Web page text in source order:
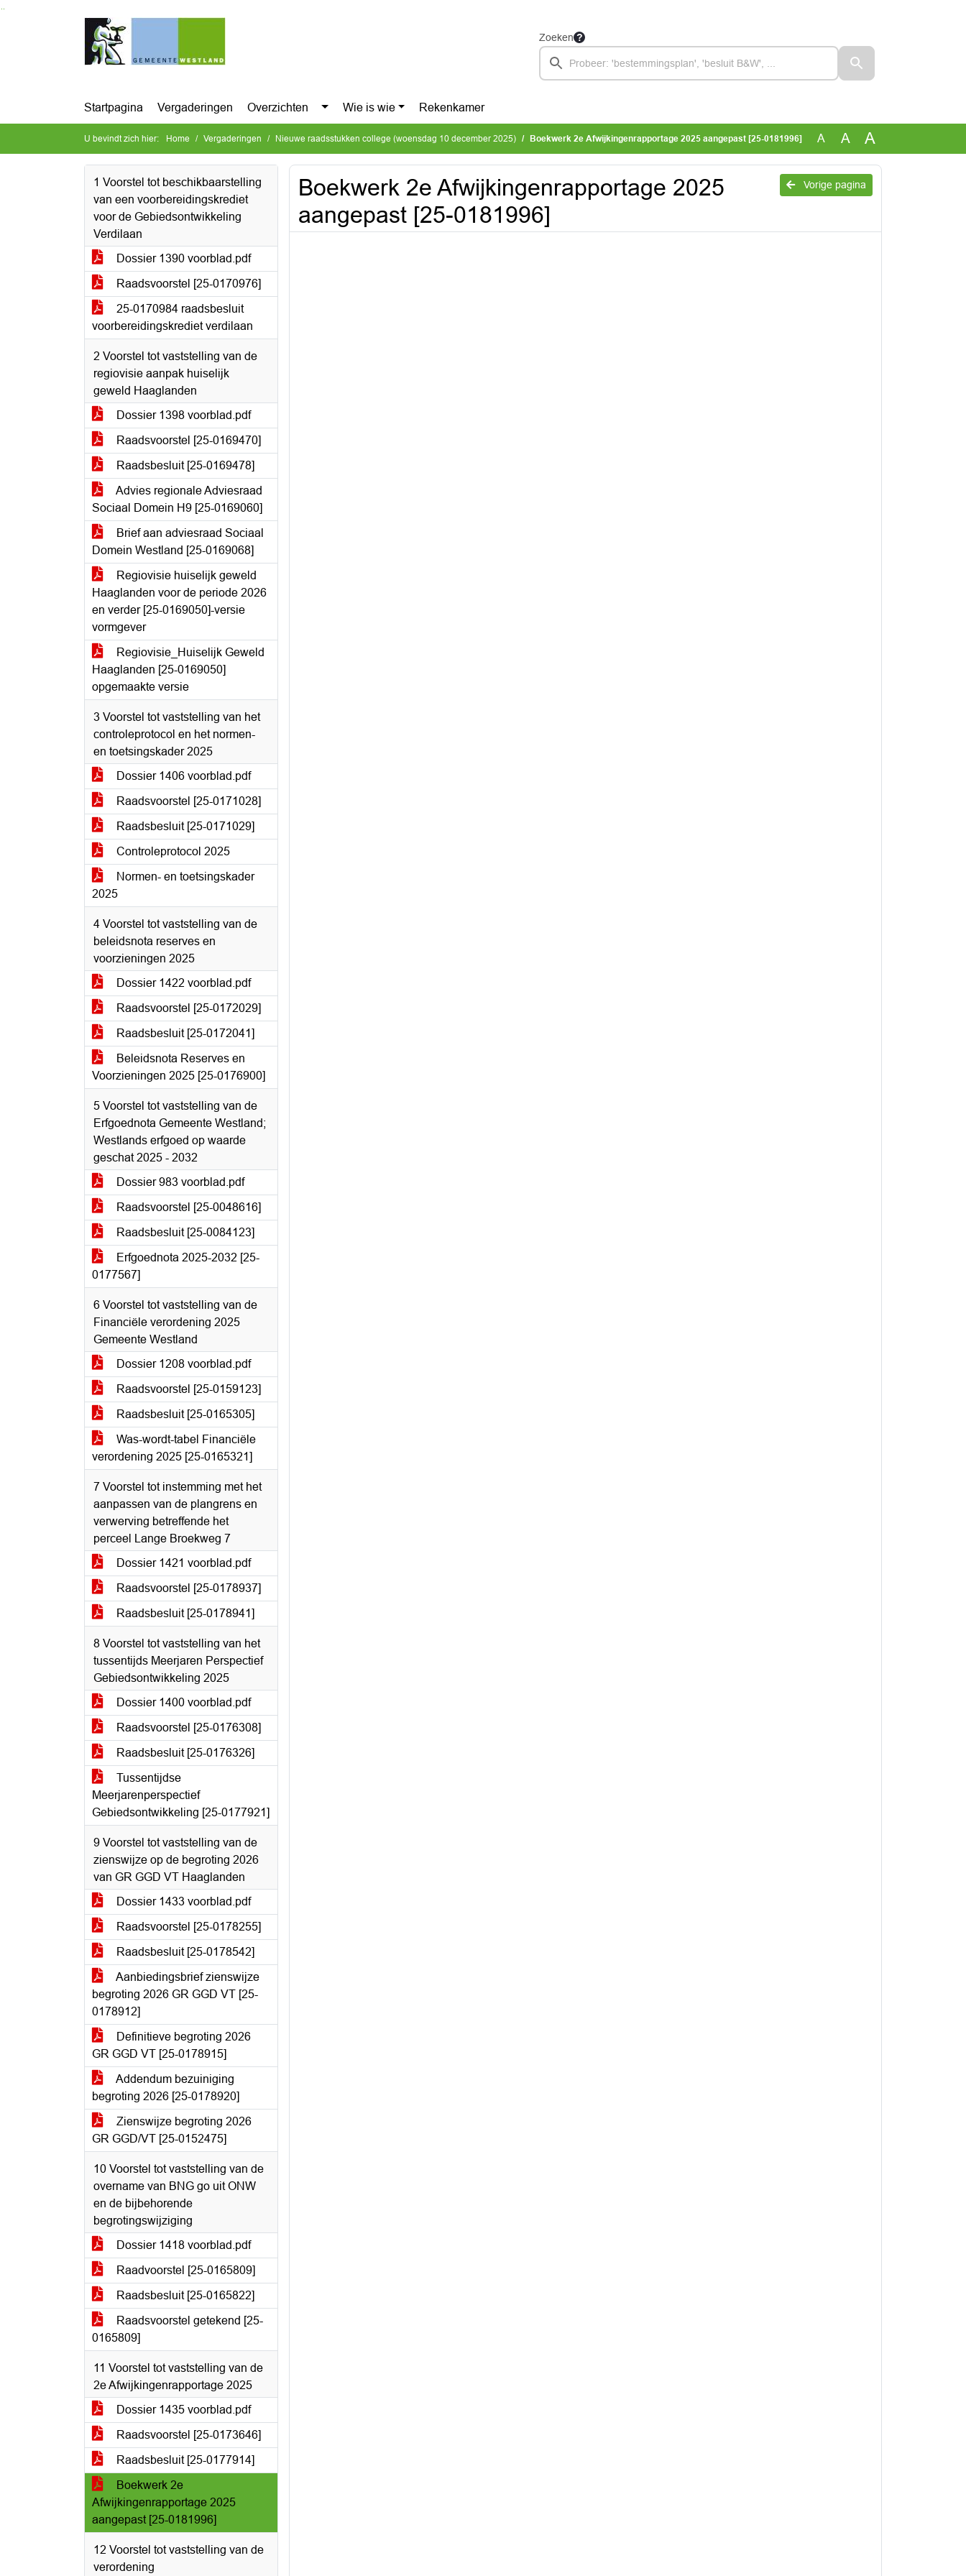
Ga naar de inhoud van deze pagina
Ga naar het zoeken
Ga naar het menu
Zoeken
Startpagina Vergaderingen Overzichten Wie is wie Rekenkamer
U bevindt zich hier: Home Vergaderingen Nieuwe raadsstukken college (woensdag 10 december 2025) Boekwerk 2e Afwijkingenrapportage 2025 aangepast [25-0181996] A A A
1 Voorstel tot beschikbaarstelling
van een voorbereidingskrediet
voor de Gebiedsontwikkeling
Verdilaan
Dossier 1390 voorblad.pdf
Raadsvoorstel [25-0170976]
25-0170984 raadsbesluit
voorbereidingskrediet verdilaan
2 Voorstel tot vaststelling van de
regiovisie aanpak huiselijk
geweld Haaglanden
Dossier 1398 voorblad.pdf
Raadsvoorstel [25-0169470]
Raadsbesluit [25-0169478]
Advies regionale Adviesraad
Sociaal Domein H9 [25-0169060]
Brief aan adviesraad Sociaal
Domein Westland [25-0169068]
Regiovisie huiselijk geweld
Haaglanden voor de periode 2026
en verder [25-0169050]-versie
vormgever
Regiovisie_Huiselijk Geweld
Haaglanden [25-0169050]
opgemaakte versie
3 Voorstel tot vaststelling van het
controleprotocol en het normen-
en toetsingskader 2025
Dossier 1406 voorblad.pdf
Raadsvoorstel [25-0171028]
Raadsbesluit [25-0171029]
Controleprotocol 2025
Normen- en toetsingskader
2025
4 Voorstel tot vaststelling van de
beleidsnota reserves en
voorzieningen 2025
Dossier 1422 voorblad.pdf
Raadsvoorstel [25-0172029]
Raadsbesluit [25-0172041]
Beleidsnota Reserves en
Voorzieningen 2025 [25-0176900]
5 Voorstel tot vaststelling van de
Erfgoednota Gemeente Westland;
Westlands erfgoed op waarde
geschat 2025 - 2032
Dossier 983 voorblad.pdf
Raadsvoorstel [25-0048616]
Raadsbesluit [25-0084123]
Erfgoednota 2025-2032 [25-
0177567]
6 Voorstel tot vaststelling van de
Financiële verordening 2025
Gemeente Westland
Dossier 1208 voorblad.pdf
Raadsvoorstel [25-0159123]
Raadsbesluit [25-0165305]
Was-wordt-tabel Financiële
verordening 2025 [25-0165321]
7 Voorstel tot instemming met het
aanpassen van de plangrens en
verwerving betreffende het
perceel Lange Broekweg 7
Dossier 1421 voorblad.pdf
Raadsvoorstel [25-0178937]
Raadsbesluit [25-0178941]
8 Voorstel tot vaststelling van het
tussentijds Meerjaren Perspectief
Gebiedsontwikkeling 2025
Dossier 1400 voorblad.pdf
Raadsvoorstel [25-0176308]
Raadsbesluit [25-0176326]
Tussentijdse
Meerjarenperspectief
Gebiedsontwikkeling [25-0177921]
9 Voorstel tot vaststelling van de
zienswijze op de begroting 2026
van GR GGD VT Haaglanden
Dossier 1433 voorblad.pdf
Raadsvoorstel [25-0178255]
Raadsbesluit [25-0178542]
Aanbiedingsbrief zienswijze
begroting 2026 GR GGD VT [25-
0178912]
Definitieve begroting 2026
GR GGD VT [25-0178915]
Addendum bezuiniging
begroting 2026 [25-0178920]
Zienswijze begroting 2026
GR GGD/VT [25-0152475]
10 Voorstel tot vaststelling van de
overname van BNG go uit ONW
en de bijbehorende
begrotingswijziging
Dossier 1418 voorblad.pdf
Raadvoorstel [25-0165809]
Raadsbesluit [25-0165822]
Raadsvoorstel getekend [25-
0165809]
11 Voorstel tot vaststelling van de
2e Afwijkingenrapportage 2025
Dossier 1435 voorblad.pdf
Raadsvoorstel [25-0173646]
Raadsbesluit [25-0177914]
Boekwerk 2e
Afwijkingenrapportage 2025
aangepast [25-0181996]
12 Voorstel tot vaststelling van de
verordening
Vorige pagina
Boekwerk 2e Afwijkingenrapportage 2025
aangepast [25-0181996]